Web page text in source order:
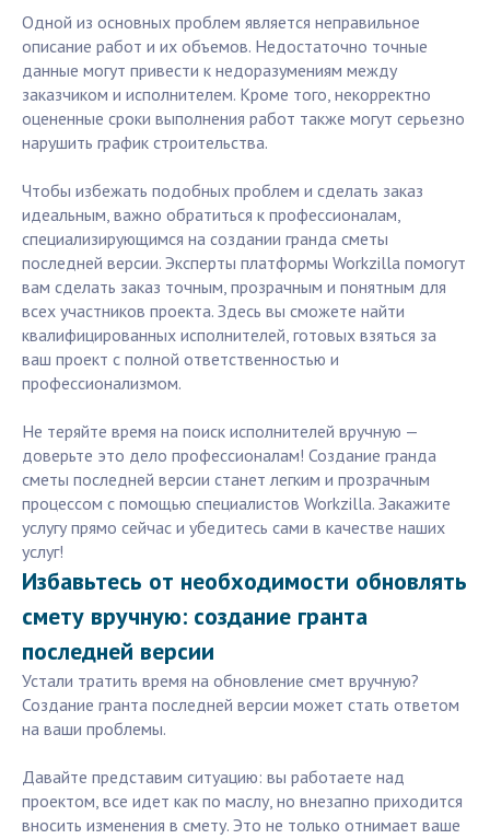
Одной из основных проблем является неправильное
описание работ и их объемов. Недостаточно точные
данные могут привести к недоразумениям между
заказчиком и исполнителем. Кроме того, некорректно
оцененные сроки выполнения работ также могут серьезно
нарушить график строительства.
Чтобы избежать подобных проблем и сделать заказ
идеальным, важно обратиться к профессионалам,
специализирующимся на создании гранда сметы
последней версии. Эксперты платформы Workzilla помогут
вам сделать заказ точным, прозрачным и понятным для
всех участников проекта. Здесь вы сможете найти
квалифицированных исполнителей, готовых взяться за
ваш проект с полной ответственностью и
профессионализмом.
Не теряйте время на поиск исполнителей вручную —
доверьте это дело профессионалам! Создание гранда
сметы последней версии станет легким и прозрачным
процессом с помощью специалистов Workzilla. Закажите
услугу прямо сейчас и убедитесь сами в качестве наших
услуг!
Избавьтесь от необходимости обновлять
смету вручную: создание гранта
последней версии
Устали тратить время на обновление смет вручную?
Создание гранта последней версии может стать ответом
на ваши проблемы.
Давайте представим ситуацию: вы работаете над
проектом, все идет как по маслу, но внезапно приходится
вносить изменения в смету. Это не только отнимает ваше